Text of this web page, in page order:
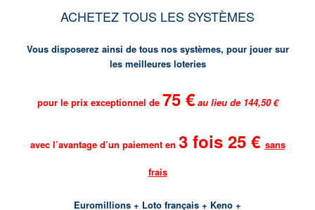
ACHETEZ TOUS LES SYSTÈMES
Vous disposerez ainsi de tous nos systèmes, pour jouer sur
les meilleures loteries
pour le prix exceptionnel de 75 € au lieu de 144,50 €
avec l’avantage d’un paiement en 3 fois 25 € sans
frais
Euromillions + Loto français + Keno +